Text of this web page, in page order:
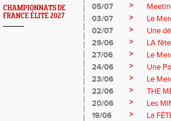
CHAMPIONNATS DE
FRANCE ÉLITE 2027
05/07
>
03/07
>
Le
02/07
>
Une
29/06
>
LA
27/06
>
Le
24/06
>
Une
23/06
>
Le
22/06
>
THE
20/06
>
Les
19/06
>
La